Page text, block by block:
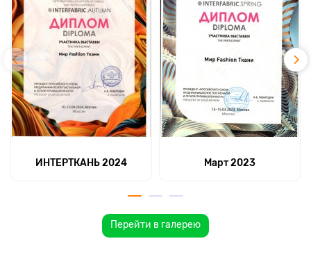
ИНТЕРТКАНЬ 2024 Март 2023
Перейти в галерею